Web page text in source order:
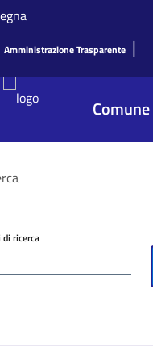
Amministrazione Trasparente |
ricerca
Risultati